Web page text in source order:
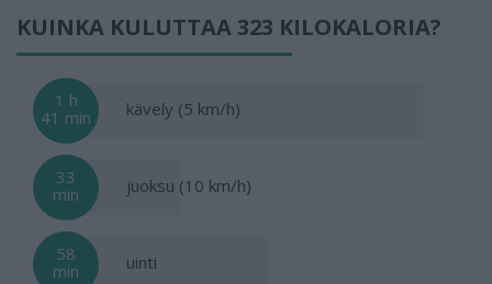
KUINKA KULUTTAA 323 KILOKALORIA?
1 h
41 min
kävely (5 km/h)
33
min
juoksu (10 km/h)
58
min
uinti